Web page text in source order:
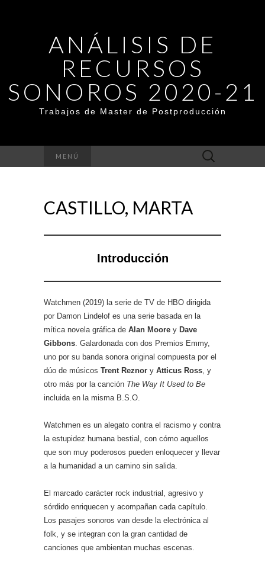
ANÁLISIS DE
RECURSOS
SONOROS 2020-21
Trabajos de Master de Postproducción
MENÚ Buscar:
CASTILLO, MARTA
Introducción
Watchmen (2019) la serie de TV de HBO dirigida
por Damon Lindelof es una serie basada en la
mítica novela gráfica de Alan Moore y Dave
Gibbons. Galardonada con dos Premios Emmy,
uno por su banda sonora original compuesta por el
dúo de músicos Trent Reznor y Atticus Ross, y
otro más por la canción The Way It Used to Be
incluida en la misma B.S.O.
Watchmen es un alegato contra el racismo y contra
la estupidez humana bestial, con cómo aquellos
que son muy poderosos pueden enloquecer y llevar
a la humanidad a un camino sin salida.
El marcado carácter rock industrial, agresivo y
sórdido enriquecen y acompañan cada capítulo.
Los pasajes sonoros van desde la electrónica al
folk, y se integran con la gran cantidad de
canciones que ambientan muchas escenas.